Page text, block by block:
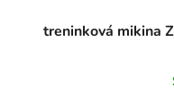
treninková mikina